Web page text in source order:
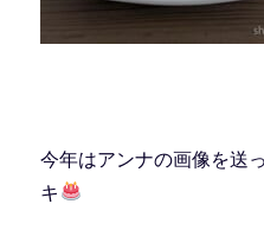
今年はアンナの画像を送
キ